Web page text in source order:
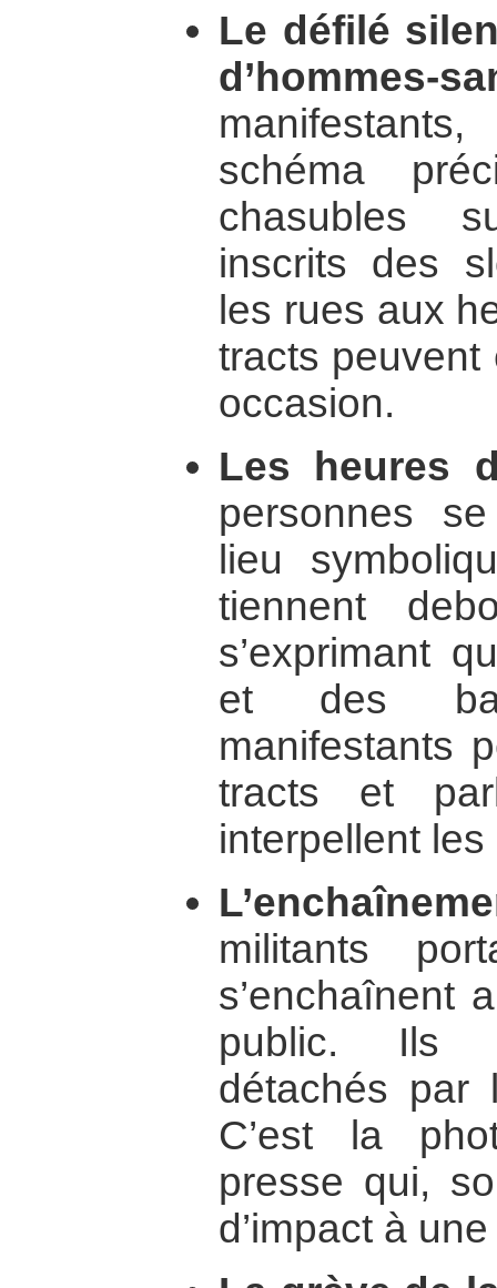
Le défilé
d’hommes-
schéma
chasubles
inscrits des
les rues aux
tracts peuvent
occasion.
Les heures
personnes
lieu
tiennent
s’exprimant
et des
manifestants
tracts et
interpellent
militants
s’enchaînent
public. Ils
détachés par
C’est la
presse qui,
d’impact à